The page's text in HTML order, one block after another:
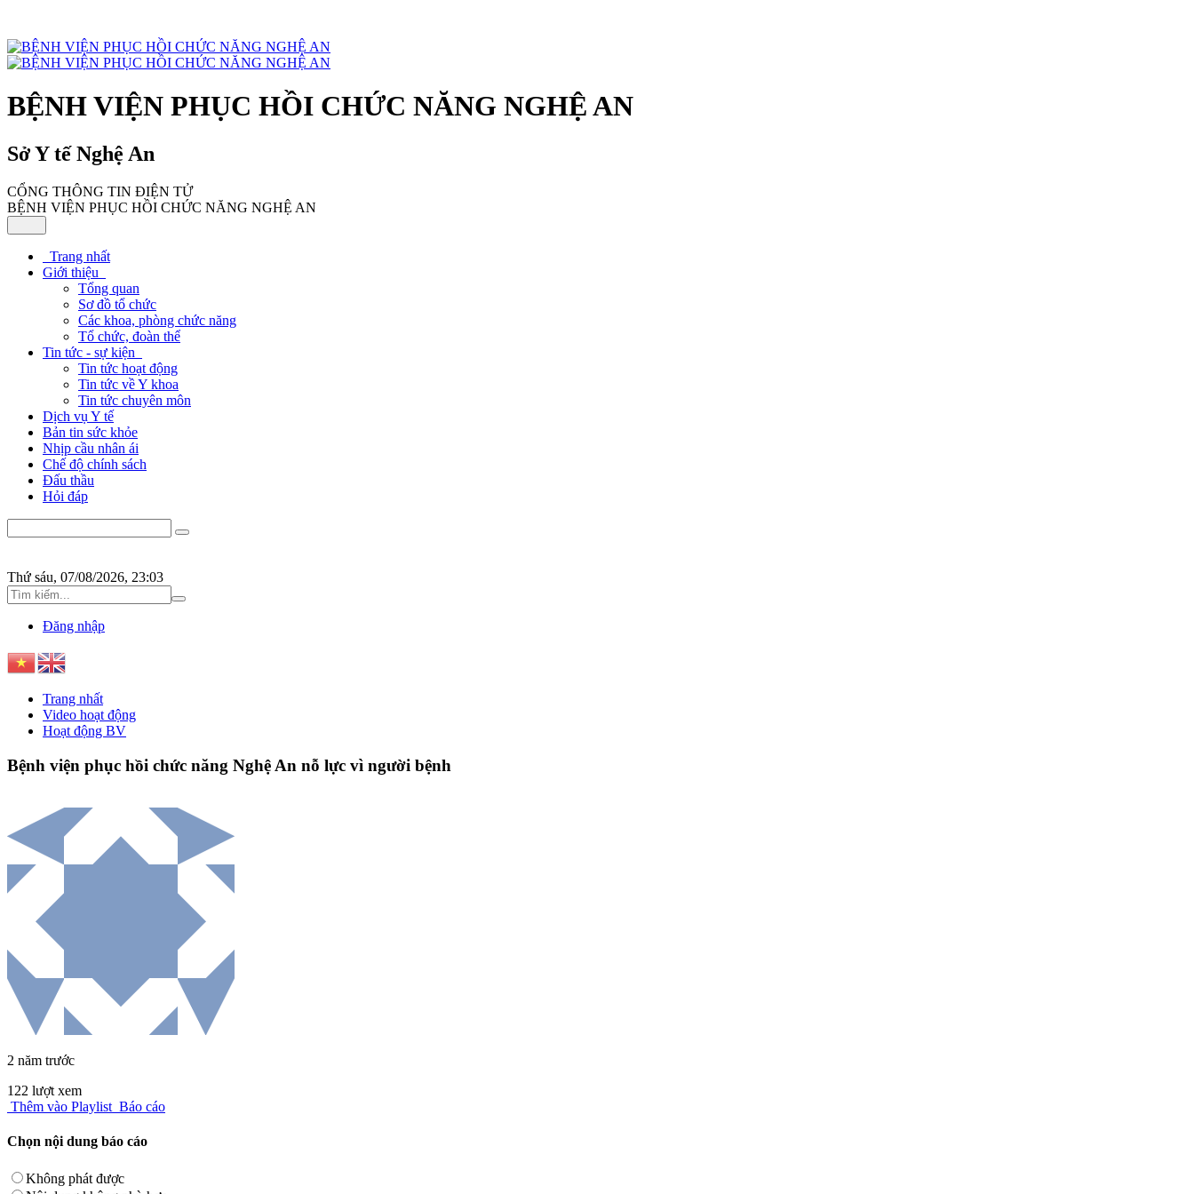
BỆNH VIỆN PHỤC HỒI CHỨC NĂNG NGHỆ AN
Sở Y tế Nghệ An
CỔNG THÔNG TIN ĐIỆN TỬ
BỆNH VIỆN PHỤC HỒI CHỨC NĂNG NGHỆ AN
Trang nhất
Giới thiệu
Tổng quan
Sơ đồ tổ chức
Các khoa, phòng chức năng
Tổ chức, đoàn thể
Tin tức - sự kiện
Tin tức hoạt động
Tin tức về Y khoa
Tin tức chuyên môn
Dịch vụ Y tế
Bản tin sức khỏe
Nhịp cầu nhân ái
Chế độ chính sách
Đấu thầu
Hỏi đáp
Thứ sáu, 07/08/2026, 23:03
Đăng nhập
Trang nhất
Video hoạt động
Hoạt động BV
Bệnh viện phục hồi chức năng Nghệ An nỗ lực vì người bệnh
2 năm trước
122 lượt xem
Thêm vào Playlist Báo cáo
Chọn nội dung báo cáo
Không phát được